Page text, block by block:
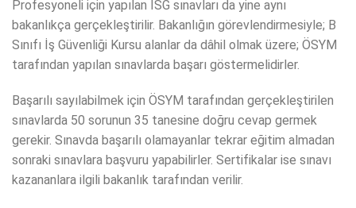
Profesyoneli için yapılan İSG sınavları da yine aynı
bakanlıkça gerçekleştirilir. Bakanlığın görevlendirmesiyle; B
Sınıfı İş Güvenliği Kursu alanlar da dâhil olmak üzere; ÖSYM
tarafından yapılan sınavlarda başarı göstermelidirler.
Başarılı sayılabilmek için ÖSYM tarafından gerçekleştirilen
sınavlarda 50 sorunun 35 tanesine doğru cevap germek
gerekir. Sınavda başarılı olamayanlar tekrar eğitim almadan
sonraki sınavlara başvuru yapabilirler. Sertifikalar ise sınavı
kazananlara ilgili bakanlık tarafından verilir.